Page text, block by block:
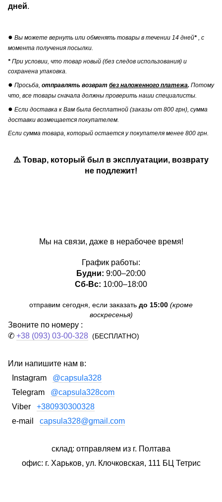
дней.
● Вы можете вернуть или обменять товары в течении 14 дней* , с
момента получения посылки.
* При условии, что товар новый (без следов использования) и
сохранена упаковка.
● Просьба, отправлять возврат без наложенного платежа. Потому
что, все товары сначала должны проверить наши специалисты.
● Если доставка к Вам была бесплатной (заказы от 800 грн), сумма
доставки возмещается покупателем.
Если сумма товара, который остается у покупателя менее 800 грн.
⚠️ Товар, который был в эксплуатации, возврату
не подлежит!
Мы на связи, даже в нерабочее время!
График работы:
Будни: 9:00–20:00
Сб-Вс: 10:00–18:00
отправим сегодня, если заказать до 15:00 (кроме
воскресенья)
Звоните по номеру :
✆ +38 (093) 03-00-328 (БЕСПЛАТНО)
Или напишите нам в:
Instagram @capsula328
Telegram @capsula328com
Viber +380930300328
e-mail capsula328@gmail.com
склад: отправляем из г. Полтава
офис: г. Харьков, ул. Клочковская, 111 БЦ Тетрис